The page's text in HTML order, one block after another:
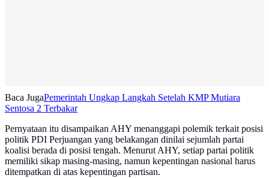
Baca JugaPemerintah Ungkap Langkah Setelah KMP Mutiara
Sentosa 2 Terbakar
Pernyataan itu disampaikan AHY menanggapi polemik terkait posisi
politik PDI Perjuangan yang belakangan dinilai sejumlah partai
koalisi berada di posisi tengah. Menurut AHY, setiap partai politik
memiliki sikap masing-masing, namun kepentingan nasional harus
ditempatkan di atas kepentingan partisan.